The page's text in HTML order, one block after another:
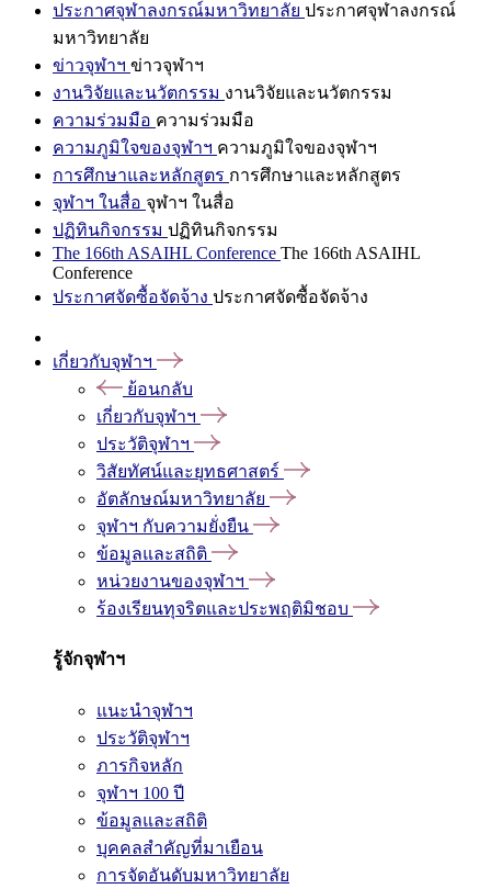
ประกาศจุฬาลงกรณ์มหาวิทยาลัย ประกาศจุฬาลงกรณ์
มหาวิทยาลัย
ข่าวจุฬาฯ ข่าวจุฬาฯ
งานวิจัยและนวัตกรรม งานวิจัยและนวัตกรรม
ความร่วมมือ ความร่วมมือ
ความภูมิใจของจุฬาฯ ความภูมิใจของจุฬาฯ
การศึกษาและหลักสูตร การศึกษาและหลักสูตร
จุฬาฯ ในสื่อ จุฬาฯ ในสื่อ
ปฏิทินกิจกรรม ปฏิทินกิจกรรม
The 166th ASAIHL Conference The 166th ASAIHL
Conference
ประกาศจัดซื้อจัดจ้าง ประกาศจัดซื้อจัดจ้าง
เกี่ยวกับจุฬาฯ
ย้อนกลับ
เกี่ยวกับจุฬาฯ
ประวัติจุฬาฯ
วิสัยทัศน์และยุทธศาสตร์
อัตลักษณ์มหาวิทยาลัย
จุฬาฯ กับความยั่งยืน
ข้อมูลและสถิติ
หน่วยงานของจุฬาฯ
ร้องเรียนทุจริตและประพฤติมิชอบ
รู้จักจุฬาฯ
แนะนำจุฬาฯ
ประวัติจุฬาฯ
ภารกิจหลัก
จุฬาฯ 100 ปี
ข้อมูลและสถิติ
บุคคลสำคัญที่มาเยือน
การจัดอันดับมหาวิทยาลัย